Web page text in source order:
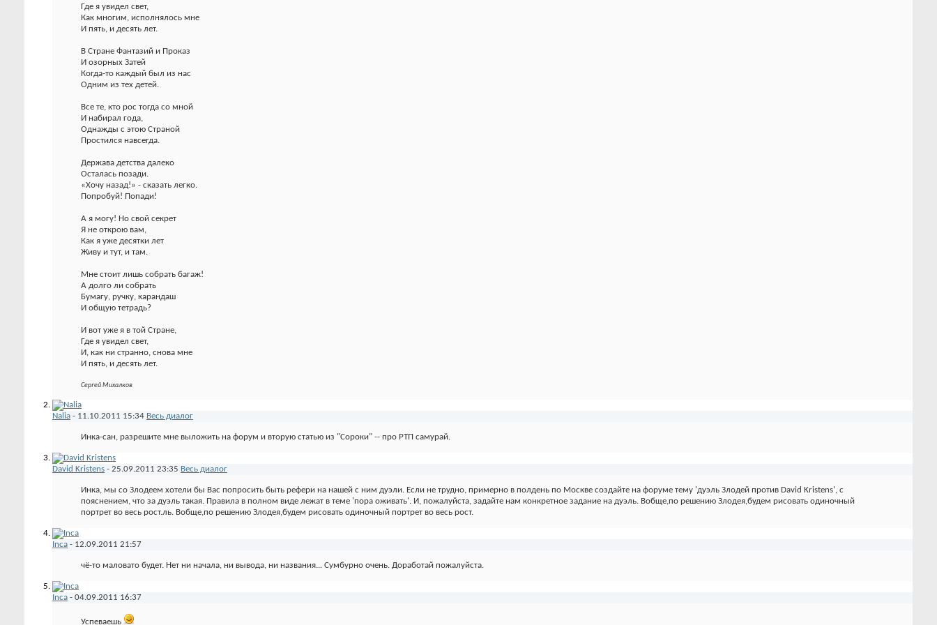
Где я увидел свет,
Как многим, исполнялось мне
И пять, и десять лет.
В Стране Фантазий и Проказ
И озорных Затей
Когда-то каждый был из нас
Одним из тех детей.
Все те, кто рос тогда со мной
И набирал года,
Однажды с этою Страной
Простился навсегда.
Держава детства далеко
Осталась позади.
«Хочу назад!» - сказать легко.
Попробуй! Попади!
А я могу! Но свой секрет
Я не открою вам,
Как я уже десятки лет
Живу и тут, и там.
Мне стоит лишь собрать багаж!
А долго ли собрать
Бумагу, ручку, карандаш
И общую тетрадь?
И вот уже я в той Стране,
Где я увидел свет,
И, как ни странно, снова мне
И пять, и десять лет.
Сергей Михалков
Nalia - 11.10.2011 15:34 Весь диалог
Инка-сан, разрешите мне выложить на форум и вторую статью из "Сороки" -- про РТП самурай.
David Kristens - 25.09.2011 23:35 Весь диалог
Инка, мы со Злодеем хотели бы Вас попросить быть рефери на нашей с ним дуэли. Если не трудно, примерно в полдень по Москве создайте на форуме тему 'дуэль Злодей против David Kristens', с
пояснением, что за дуэль такая. Правила в полном виде лежат в теме 'пора оживать'. И, пожалуйста, задайте нам конкретное задание на дуэль. Вобще,по решению Злодея,будем рисовать одиночный
портрет во весь рост.ль. Вобще,по решению Злодея,будем рисовать одиночный портрет во весь рост.
Inca - 12.09.2011 21:57
чё-то маловато будет. Нет ни начала, ни вывода, ни названия... Сумбурно очень. Доработай пожалуйста.
Inca - 04.09.2011 16:37
Успеваешь